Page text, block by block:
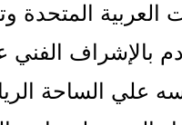
العربية المتحدة
بالإشراف
علي الساحة